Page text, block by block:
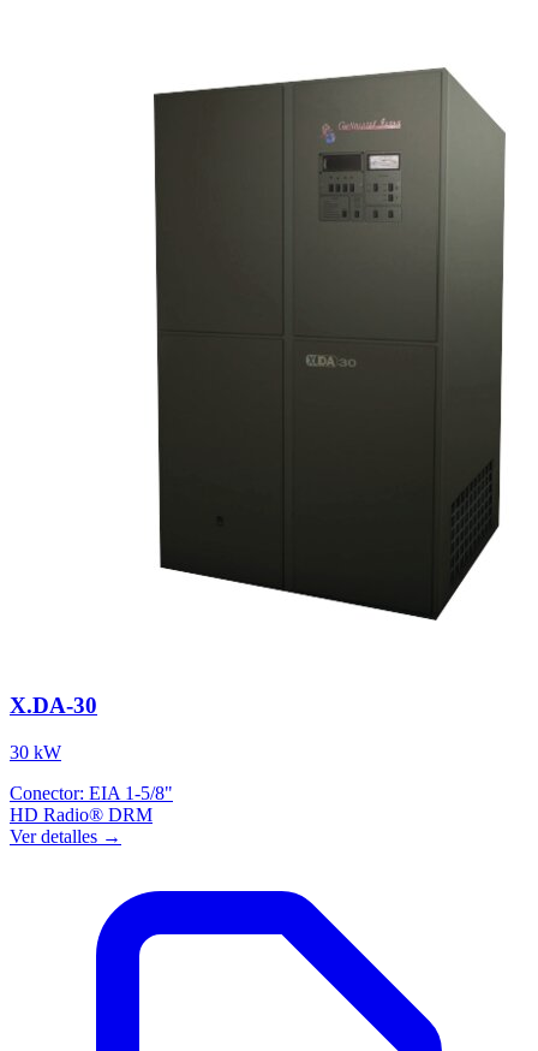
X.DA-30
30 kW
Conector: EIA 1-5/8"
HD Radio® DRM
Ver detalles →